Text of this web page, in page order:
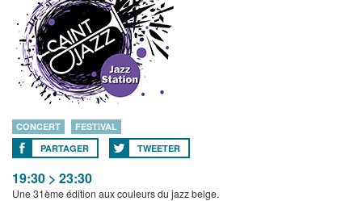
CONCERT
FESTIVAL
PARTAGER
TWEETER
19:30 > 23:30
Une 31ème édition aux couleurs du jazz belge.